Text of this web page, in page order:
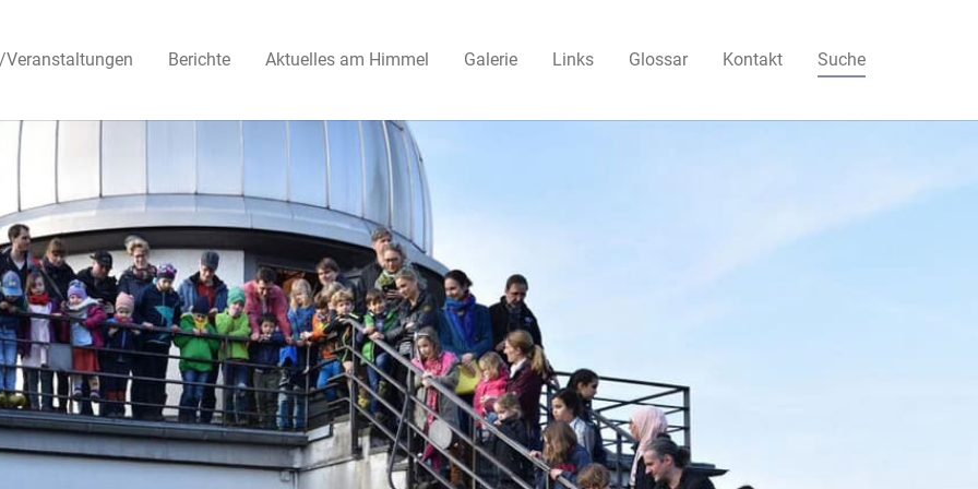
Veranstaltungen Berichte Aktuelles am Himmel Galerie Links Glossar Kontakt Suche(current)